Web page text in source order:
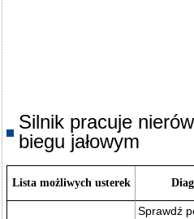
Silnik pracuje
biegu jałowym
Lista możliwych usterek
Sprawdź